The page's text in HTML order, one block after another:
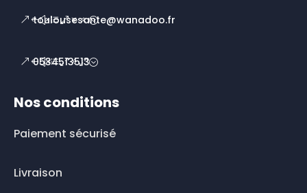
toulousesante@wanadoo.fr
0534513513
Nos conditions
Paiement sécurisé
Livraison